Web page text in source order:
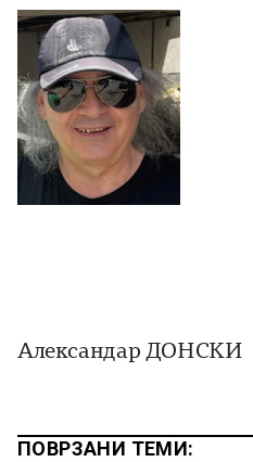
Александар ДОНСКИ
ПОВРЗАНИ ТЕМИ: